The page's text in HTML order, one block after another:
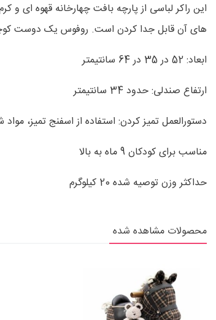
این راکر لباسی از پارچه بافت چهارخانه قهوه ای
های آن قابل جدا کردن است. روفوس یک دوست
ابعاد: 52 در 35 در 64 سانتیمتر
ارتفاع صندلی: حدود 34 سانتیمتر
دستورالعمل تمیز کردن: استفاده از اسفنج تمیز،
مناسب برای کودکان 9 ماه به بالا
حداکثر وزن توصیه شده 20 کیلوگرم
محصولات مشاهده شده